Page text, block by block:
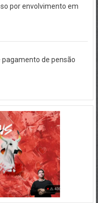
por envolvimento em
de pensão